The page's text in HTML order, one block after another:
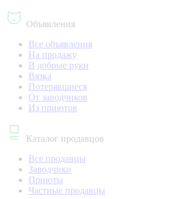
Объявления
Все объявления
На продажу
В добрые руки
Вязка
Потерявшиеся
От заводчиков
Из приютов
Каталог продавцов
Все продавцы
Заводчики
Приюты
Частные продавцы